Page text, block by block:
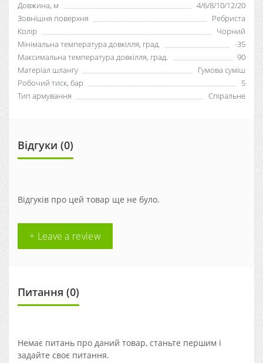
Довжина, м
4/6/8/10/12/20
Зовнішня поверхня
Ребриста
Колір
Чорний
Мінімальна температура довкілля, град.
-35
Максимальна температура довкілля, град.
90
Матеріал шлангу
Гумова суміш
Робочий тиск, бар
5
Тип армування
Спіральне
Відгуки (0)
Відгуків про цей товар ще не було.
+ Leave a review
Питання (0)
Немає питань про даний товар, станьте першим і
задайте своє питання.